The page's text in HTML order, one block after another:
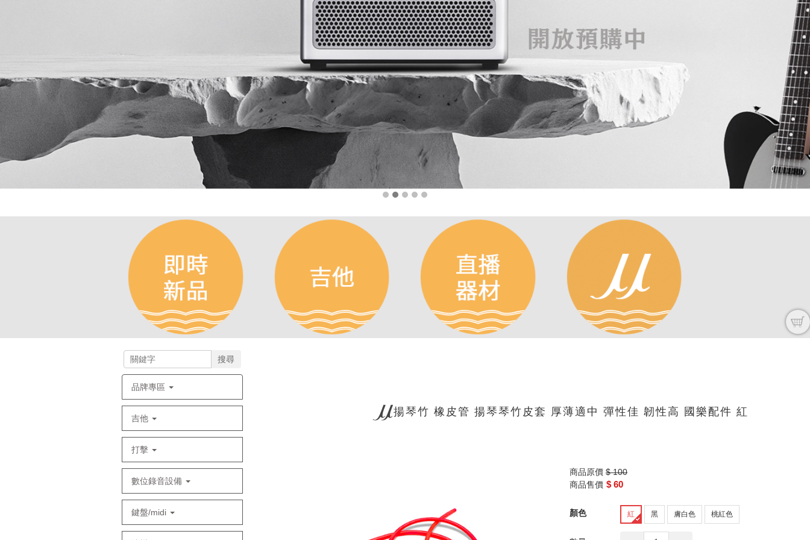
搜尋
品牌專區
吉他
打擊
數位錄音設備
鍵盤/midi
揚琴竹 橡皮管 揚琴琴竹皮套 厚薄適中 彈性佳 韌性高 國樂配件 紅
商品原價 $ 100
商品售價 $ 60
顏色 紅 黑 膚白色 桃紅色